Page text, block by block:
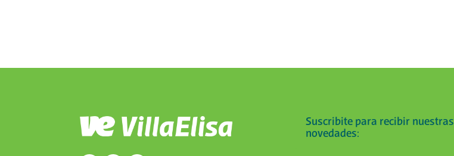
Suscribite para recibir nuestras
novedades: